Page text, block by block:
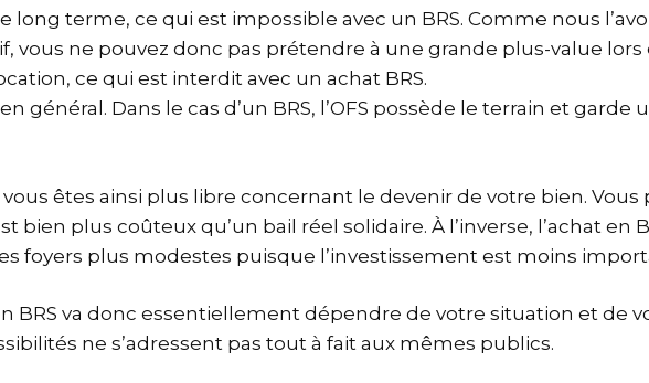
terme, ce qui est impossible avec un BRS. Comme nous
vous ne pouvez donc pas prétendre à une grande plus-value lors
ce qui est interdit avec un achat BRS.
général. Dans le cas d’un BRS, l’OFS possède le terrain et garde
êtes ainsi plus libre concernant le devenir de votre bien. Vous
plus coûteux qu’un bail réel solidaire. À l’inverse, l’achat en
foyers plus modestes puisque l’investissement est moins
BRS va donc essentiellement dépendre de votre situation et de
ne s’adressent pas tout à fait aux mêmes publics.